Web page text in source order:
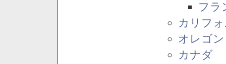
フラ
カリフ
オレゴ
カナダ